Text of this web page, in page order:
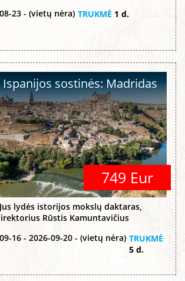
23 - (vietų nėra) TRUKMĖ 1 d.
sostinės: Madridas
749 Eur
lydės istorijos mokslų daktaras,
Rūstis Kamuntavičius
16 - 2026-09-20 - (vietų nėra) TRUKMĖ
5 d.